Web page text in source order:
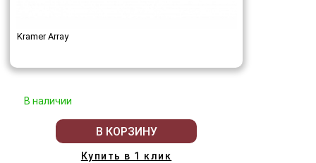
Kramer Array
В наличии
В КОРЗИНУ
Купить в 1 клик